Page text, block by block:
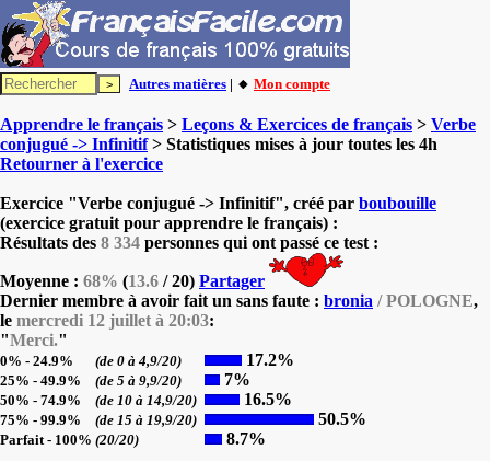
Autres matières | 🔸 Mon compte
Apprendre le français > Leçons & Exercices de français > Verbe
conjugué -> Infinitif> Statistiques mises à jour toutes les 4h
Retourner à l'exercice
Exercice "Verbe conjugué -> Infinitif", créé par boubouille
(exercice gratuit pour apprendre le français) :
Résultats des 8 334 personnes qui ont passé ce test :
Moyenne : 68% (13.6 / 20) Partager
Dernier membre à avoir fait un sans faute : bronia / POLOGNE,
le mercredi 12 juillet à 20:03:
"Merci."
0% - 24.9% (de 0 à 4,9/20) 17.2%
25% - 49.9% (de 5 à 9,9/20) 7%
50% - 74.9% (de 10 à 14,9/20) 16.5%
75% - 99.9% (de 15 à 19,9/20) 50.5%
Parfait - 100% (20/20) 8.7%